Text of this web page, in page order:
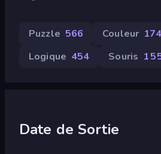
Puzzle 566 Couleur 174
Logique 454 Souris 1
Date de Sortie